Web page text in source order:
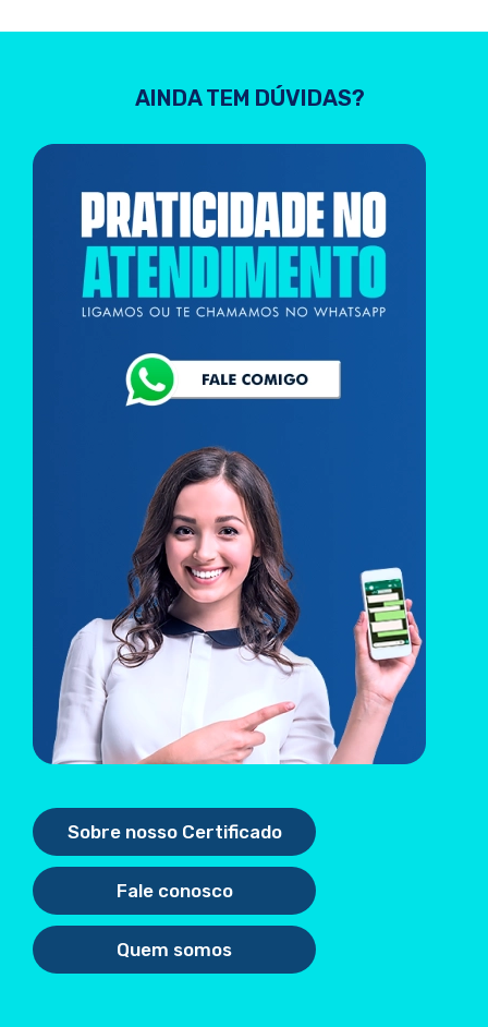
AINDA TEM DÚVIDAS?
Sobre nosso Certificado
Fale conosco
Quem somos